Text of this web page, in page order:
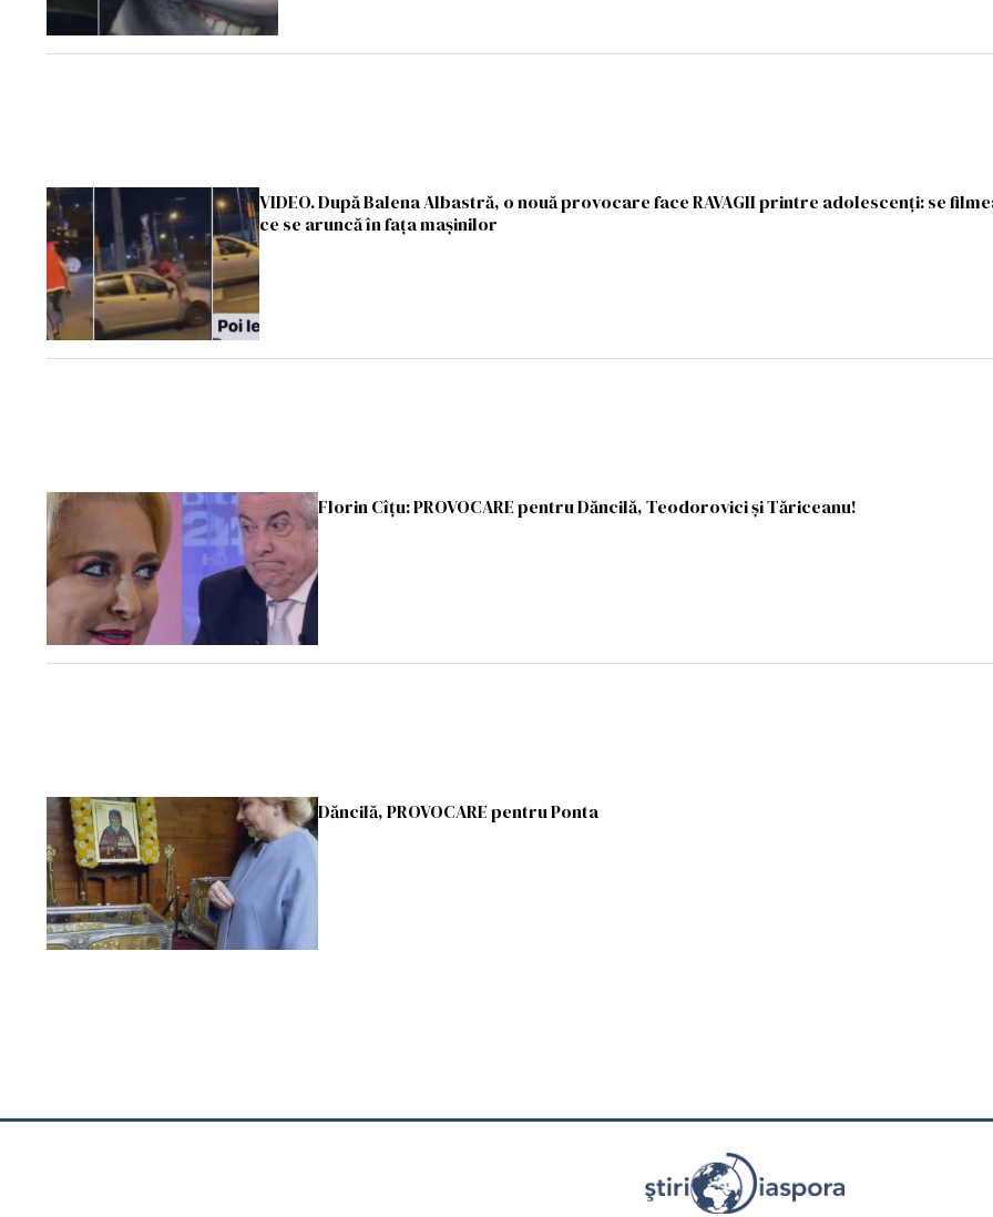
VIDEO. După Balena Albastră, o nouă provocare face RAVAGII printre adolescenți: se
ce se aruncă în fața mașinilor
Florin Cîțu: PROVOCARE pentru Dăncilă, Teodorovici și Tăriceanu!
Dăncilă, PROVOCARE pentru Ponta